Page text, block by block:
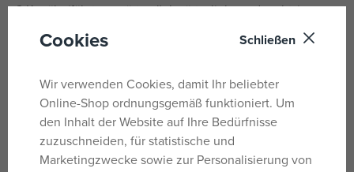
2 Kanäle (fährt vorwärts, rückwärts, links und rechts).
Frequenz 2,4 GHz. Turbofunktion.
Im Maßstab 1:16.
Größe 29 cm.
Cookies Schließen
Wir verwenden Cookies, damit Ihr beliebter
Online-Shop ordnungsgemäß funktioniert. Um
den Inhalt der Website auf Ihre Bedürfnisse
zuzuschneiden, für statistische und
Marketingzwecke sowie zur Personalisierung von